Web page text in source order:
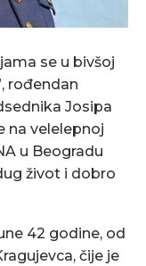
se u bivšoj
rođendan
Josipa
na velelepnoj
u Beogradu
život i dobro
42 godine, od
čije je